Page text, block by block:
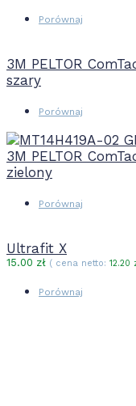
Porównaj
3M PELTOR
szary
Porównaj
3M PELTOR
zielony
Porównaj
Ultrafit X
15.00 zł ( cena netto: 12.20
Porównaj